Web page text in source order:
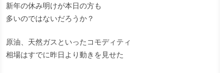
新年の休み明けが本日の方も
多いのではないだろうか？
原油、天然ガスといったコモディティ
相場はすでに昨日より動きを見せた